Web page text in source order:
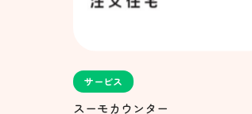
サービス
スーモカウンター